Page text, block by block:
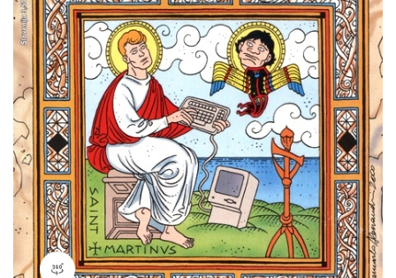
360 product view